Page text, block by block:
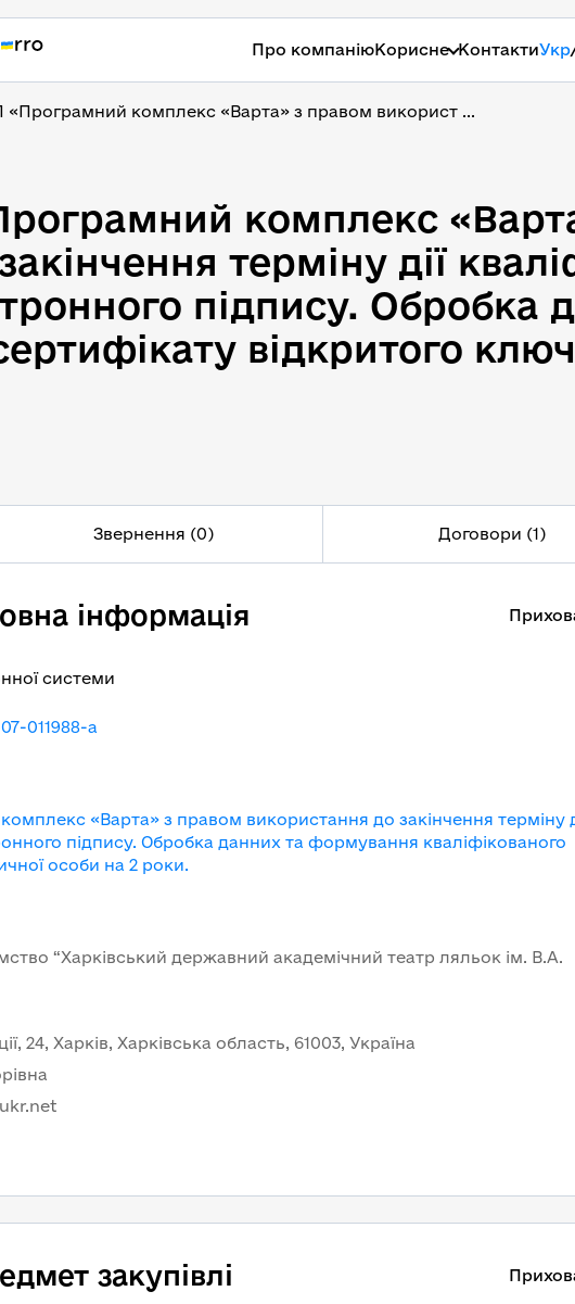
Про компаніюКорисне КонтактиУкр
«Програмний комплекс «Варта» з правом використ ...
комплекс
комплекс
терміну дії
підпису.
відкритого
Звернення (0) Договори (1)
інформація
системи
011988-a
«Варта» з правом використання до закінчення терміну
підпису. Обробка данних та формування кваліфікованого
особи на 2 роки.
“Харківський державний академічний театр ляльок ім. В.А.
24, Харків, Харківська область, 61003, Україна
закупівлі